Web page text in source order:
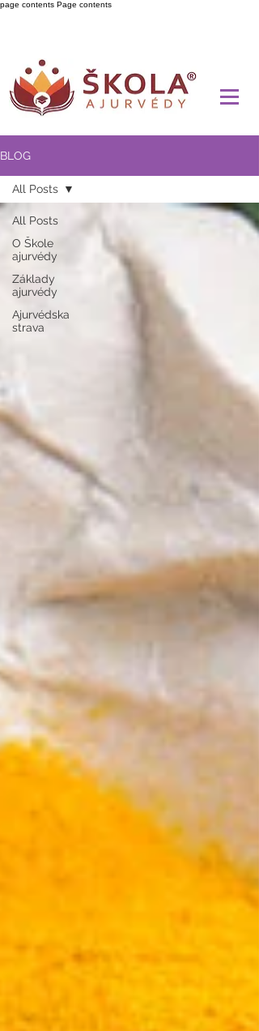
page contents Page contents
BLOG
All Posts
O Škole
ajurvédy
Základy
ajurvédy
Ajurvédska
strava
All Posts